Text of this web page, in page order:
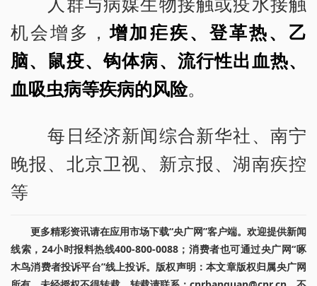
机会增多，增加疟疾、登革热、乙
脑、鼠疫、钩体病、流行性出血热、
血吸虫病等疾病的风险。
每日经济新闻综合新华社、南宁
晚报、北京卫视、新京报、湖南疾控
等
更多精彩资讯请在应用市场下载“央广网”客户端。欢迎提供新闻
线索，24小时报料热线400-800-0088；消费者也可通过央广网“啄
木鸟消费者投诉平台”线上投诉。版权声明：本文章版权归属央广网